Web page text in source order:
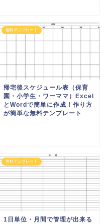
無料テンプレート
帰宅後スケジュール表（保育
園・小学生・ワーママ）Excel
とWordで簡単に作成！作り方
が簡単な無料テンプレート
無料テンプレート
1日単位・月間で管理が出来る